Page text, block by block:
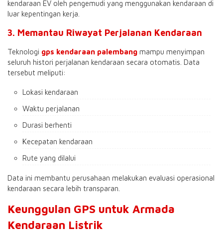
kendaraan EV oleh pengemudi yang menggunakan kendaraan di
luar kepentingan kerja.
3. Memantau Riwayat Perjalanan Kendaraan
Teknologi gps kendaraan palembang mampu menyimpan
seluruh histori perjalanan kendaraan secara otomatis. Data
tersebut meliputi:
Lokasi kendaraan
Waktu perjalanan
Durasi berhenti
Kecepatan kendaraan
Rute yang dilalui
Data ini membantu perusahaan melakukan evaluasi operasional
kendaraan secara lebih transparan.
Keunggulan GPS untuk Armada
Kendaraan Listrik